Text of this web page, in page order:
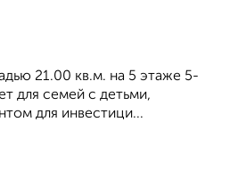
21.00 кв.м. на 5 этаже 5-
для семей с детьми,
для инвестици...